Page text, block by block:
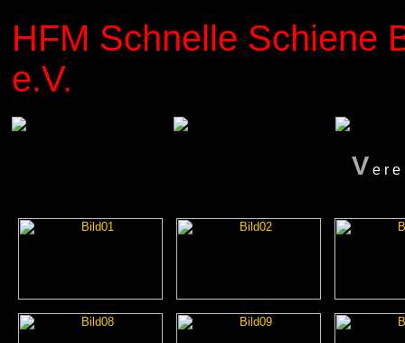
HFM Schnelle Schiene
e.V.
V